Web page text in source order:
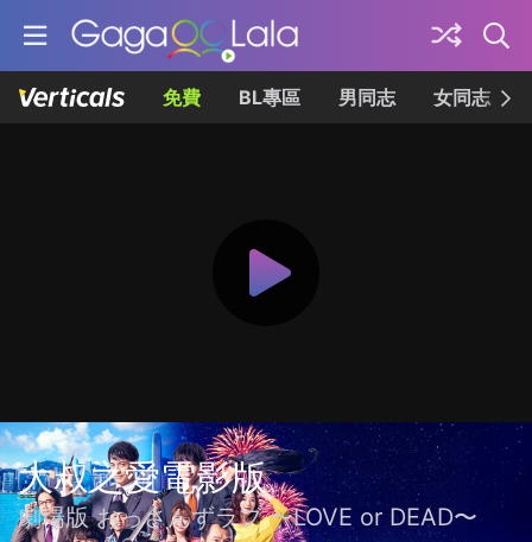
免費 BL專區 男同志 女同志
大叔之愛電影版
劇場版 おっさんずラブ 〜LOVE or DEAD〜